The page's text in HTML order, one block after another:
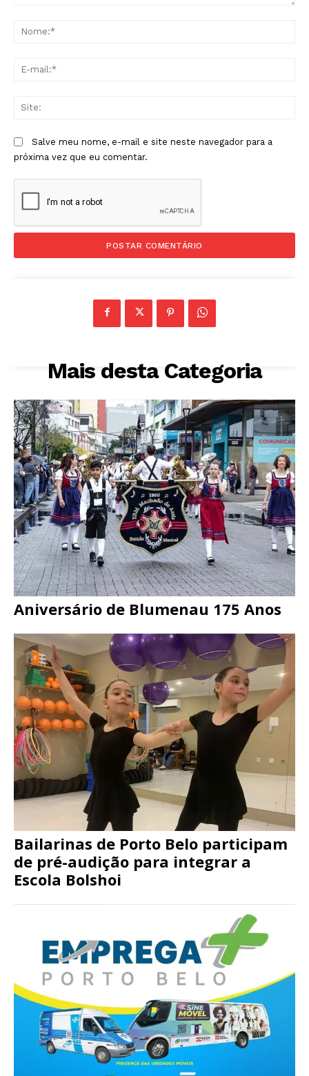
Salve meu nome, e-mail e site neste navegador para a
próxima vez que eu comentar.
Mais desta Categoria
Aniversário de Blumenau 175 Anos
Bailarinas de Porto Belo participam
de pré-audição para integrar a
Escola Bolshoi